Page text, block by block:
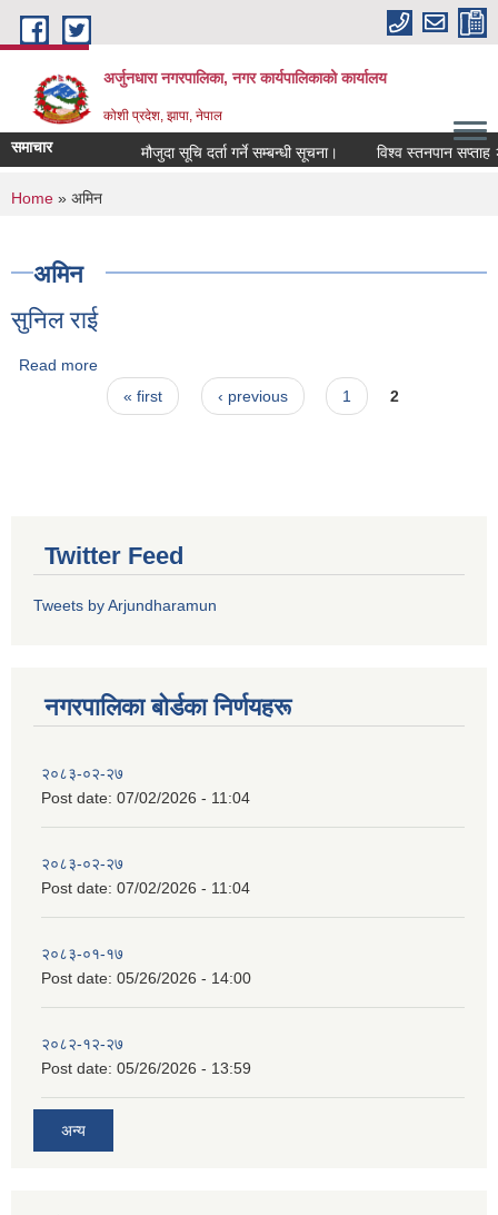
Skip to main content
अर्जुनधारा नगरपालिका, नगर कार्यपालिकाको कार्यालय
कोशी प्रदेश, झापा, नेपाल
समाचार मौजुदा सूचि दर्ता गर्ने सम्बन्धी सूचना। विश्व स्तनपान सप्ताह
You are here
Home » अमिन
अमिन
सुनिल राई
Read more
« first ‹ previous 1 2
Twitter Feed
Tweets by Arjundharamun
नगरपालिका बाेर्डका निर्णयहरू
२०८३-०२-२७
Post date: 07/02/2026 - 11:04
२०८३-०२-२७
Post date: 07/02/2026 - 11:04
२०८३-०१-१७
Post date: 05/26/2026 - 14:00
२०८२-१२-२७
Post date: 05/26/2026 - 13:59
अन्य